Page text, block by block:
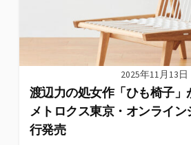
2025年11月13日
渡辺力の処女作「ひも椅子」
メトロクス東京・オンライン
行発売